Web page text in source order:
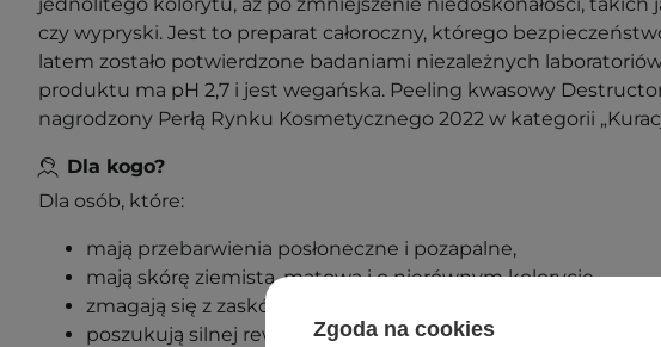
czy wypryski. Jest to preparat całoroczny, którego
latem zostało potwierdzone badaniami niezależnych
produktu ma pH 2,7 i jest wegańska. Peeling kwasowy Destructor
nagrodzony Perłą Rynku Kosmetycznego 2022 w kategorii
Dla kogo?
Dla osób, które:
mają przebarwienia posłoneczne i pozapalne,
mają skórę ziemistą, matową i o nierównym kolorycie,
zmagają się z zaskórnikami i wypryskami,
poszukują silnej rewitalizacji i wygładzenia skóry.
Zgoda na cookies